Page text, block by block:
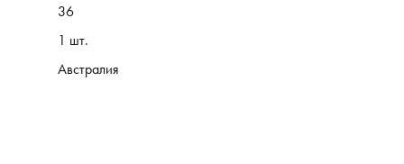
36
1 шт.
Австралия